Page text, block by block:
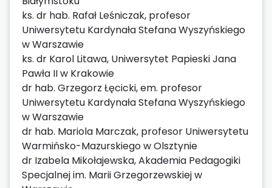
ks. dr hab. Rafał Leśniczak, profesor
Uniwersytetu Kardynała Stefana Wyszyńskiego
w Warszawie
ks. dr Karol Litawa, Uniwersytet Papieski Jana
Pawła II w Krakowie
dr hab. Grzegorz Łęcicki, em. profesor
Uniwersytetu Kardynała Stefana Wyszyńskiego
w Warszawie
dr hab. Mariola Marczak, profesor Uniwersytetu
Warmińsko-Mazurskiego w Olsztynie
dr Izabela Mikołajewska, Akademia Pedagogiki
Specjalnej im. Marii Grzegorzewskiej w